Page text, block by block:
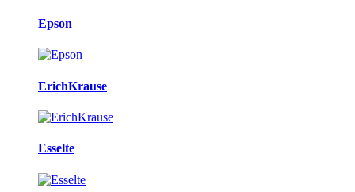
Epson
ErichKrause
Esselte